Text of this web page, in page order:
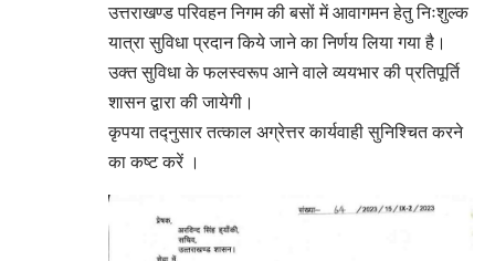
उत्तराखण्ड परिवहन निगम की बसों में आवागमन हेतु निःशुल्क
यात्रा सुविधा प्रदान किये जाने का निर्णय लिया गया है।
उक्त सुविधा के फलस्वरूप आने वाले व्ययभार की प्रतिपूर्ति
शासन द्वारा की जायेगी।
कृपया तद्नुसार तत्काल अग्रेत्तर कार्यवाही सुनिश्चित करने
का कष्ट करें ।